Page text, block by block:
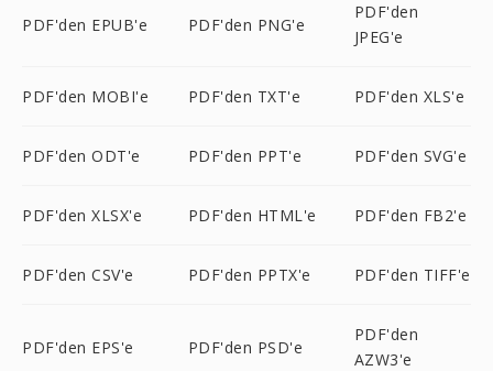
PDF'den EPUB'e PDF'den PNG'e
PDF'den
JPEG'e
PDF'den MOBI'e PDF'den TXT'e PDF'den XLS'e
PDF'den ODT'e PDF'den PPT'e PDF'den SVG'e
PDF'den XLSX'e PDF'den HTML'e PDF'den FB2'e
PDF'den CSV'e PDF'den PPTX'e PDF'den TIFF'e
PDF'den EPS'e PDF'den PSD'e
PDF'den
AZW3'e